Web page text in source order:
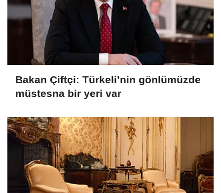
Bakan Çiftçi: Türkeli’nin gönlümüzde
müstesna bir yeri var